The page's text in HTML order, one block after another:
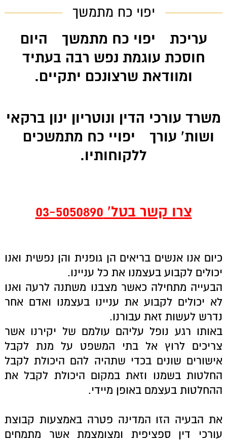
יפוי כח מתמשך
עריכת יפוי כח מתמשך
היום
חוסכת עוגמת נפש רבה בעתיד
ומוודאת שרצונכם יתקיים.
משרד עורכי הדין ונוטריון ינון ברקאי
ושות' עורך
יפויי כח מתמשכים
ללקוחותיו.
צרו קשר בטל' 03-5050890
כיום אנו אנשים בריאים הן גופנית והן נפשית ואנו
יכולים לקבוע בעצמנו את כל עניינו.
הבעייה מתחילה כאשר מצבנו משתנה לרעה ואנו
לא יכולים לקבוע את עניינו בעצמנו ואדם אחר
נדרש לעשות זאת עבורנו.
באותו רגע נופל עליהם עולמם של יקירנו אשר
צריכים לרוץ אל בתי המשפט על מנת לקבל
אישורים שונים בכדי שתהיה להם היכולת לקבל
החלטות בשמנו וזאת במקום היכולת לקבל את
ההחלטות בעצמם באופן מיידי.
את הבעיה הזו המדינה פטרה באמצעות קבוצת
עורכי דין ספציפית ומצומצמת אשר מתמחים